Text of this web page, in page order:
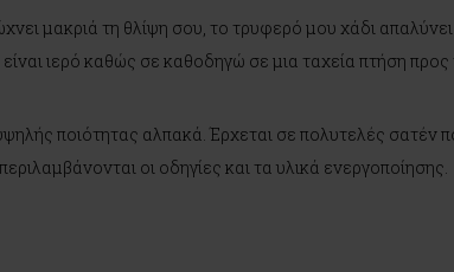
μακριά τη θλίψη σου, το τρυφερό μου χάδι
ιερό καθώς σε καθοδηγώ σε μια ταχεία πτήση
ποιότητας αλπακά. Έρχεται σε πολυτελές σατέν
οι οδηγίες και τα υλικά ενεργοποίησης.